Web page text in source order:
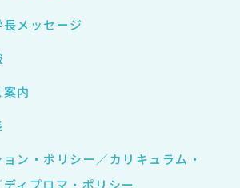
メッセージ
内
ン・ポリシー／カリキュラム・
ィプロマ・ポリシー